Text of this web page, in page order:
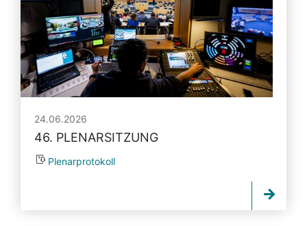
24.06.2026
46. PLENARSITZUNG
Plenarprotokoll